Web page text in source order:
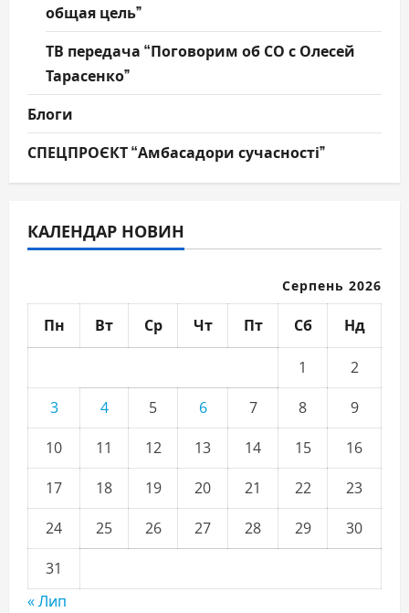
общая цель”
ТВ передача “Поговорим об СО с Олесей
Тарасенко”
Блоги
СПЕЦПРОЄКТ “Амбасадори сучасності”
КАЛЕНДАР НОВИН
Серпень 2026
Пн Вт Ср Чт Пт Сб Нд
1
2
3
4 5 6 7 8
9
10
11 12 13 14 15
16
17
18 19 20 21 22
23
24
25 26 27 28 29
30
31
« Лип